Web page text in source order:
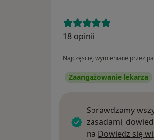
18 opinii
Najczęściej wymieniane przez
Zaangażowanie lekarza
Sprawdzamy
zasadami,
na Dowiedz się